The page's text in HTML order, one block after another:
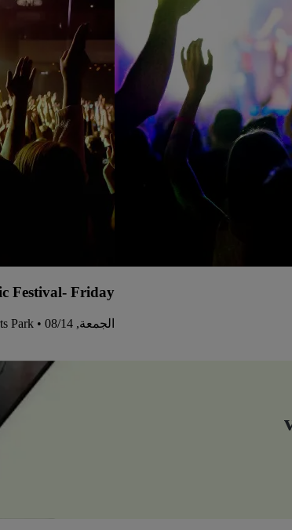
Festival- Friday
الجمعة, 14‏/08 • Victory Sports Park